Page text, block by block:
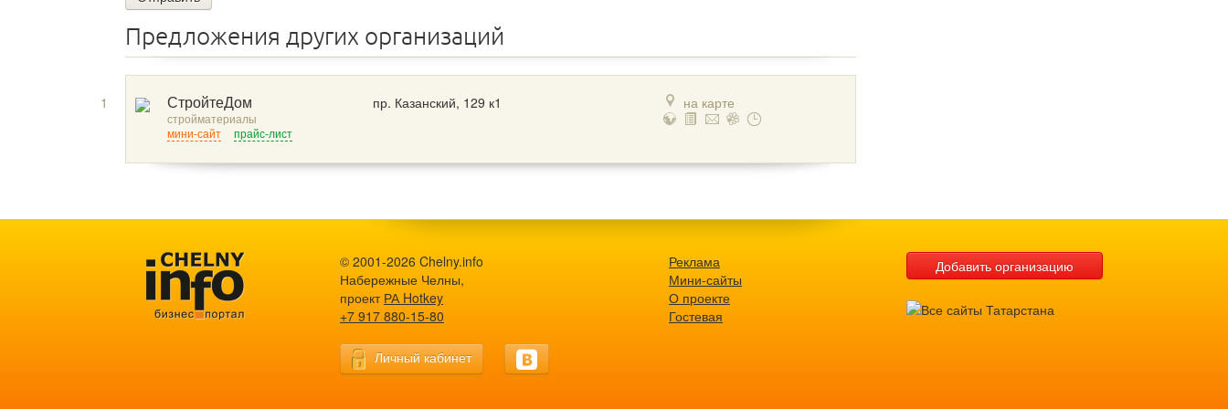
Предложения других организаций
1
СтройтеДом
стройматериалы
мини-сайт прайс-лист
пр. Казанский, 129 к1 на карте
© 2001-2026 Chelny.info
Набережные Челны,
проект РА Hotkey
+7 917 880-15-80
Личный кабинет
Реклама
Мини-сайты
О проекте
Гостевая
Добавить организацию